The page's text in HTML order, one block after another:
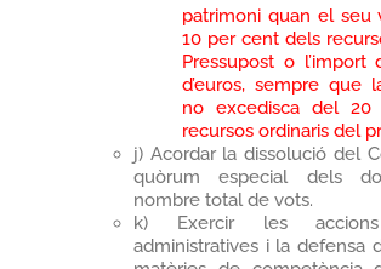
patrimoni quan el seu
10 per cent dels
Pressupost o
d’euros, sempre que
no excedisca del
recursos ordinaris del
j) Acordar la dissolució del
quòrum especial dels
nombre total de vots.
k) Exercir les
administratives i la defensa